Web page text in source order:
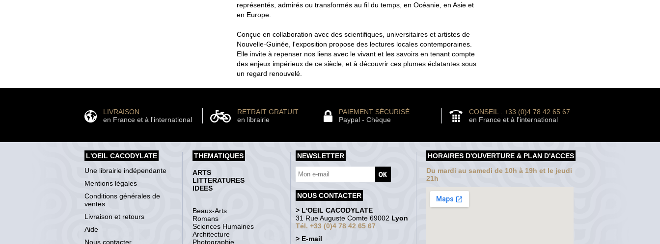
représentés, admirés ou transformés au fil du temps, en Océanie, en Asie et
en Europe.
Conçue en collaboration avec des scientifiques, universitaires et artistes de
Nouvelle-Guinée, l'exposition propose des lectures locales contemporaines.
Elle invite à repenser nos liens avec le vivant et les savoirs en tenant compte
des enjeux impérieux de ce siècle, et à découvrir ces plumes éclatantes sous
un regard renouvelé.
LIVRAISON
en France et à l'international
RETRAIT GRATUIT
en librairie
PAIEMENT SÉCURISÉ
Paypal - Chèque
CONSEIL : +33 (0)4 78 42 65 67
en France et à l'international
L'OEIL CACODYLATE
Une librairie indépendante
Mentions légales
Conditions générales de
ventes
Livraison et retours
Aide
Nous contacter
THEMATIQUES
ARTS
LITTERATURES
IDEES
Beaux-Arts
Romans
Sciences Humaines
Architecture
Photographie
NEWSLETTER
NOUS CONTACTER
> L'OEIL CACODYLATE
31 Rue Auguste Comte 69002 Lyon
Tél. +33 (0)4 78 42 65 67
> E-mail
HORAIRES D'OUVERTURE & PLAN D'ACCES
Du mardi au samedi de 10h à 19h et le jeudi
21h